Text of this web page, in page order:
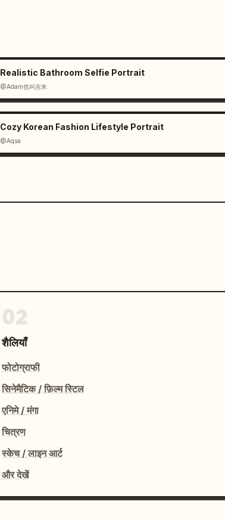
Realistic Bathroom Selfie Portrait
@Adam也叫吉米
Cozy Korean Fashion Lifestyle Portrait
@Aqsa
शैलियाँ
फोटोग्राफी
सिनेमैटिक / फ़िल्म स्टिल
एनिमे / मंगा
चित्रण
स्केच / लाइन आर्ट
और देखें